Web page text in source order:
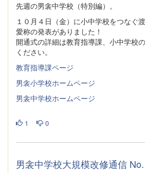
先週の男衾中学校（特別編）。
１０月４日（金）に小中学校をつなぐ
愛称の発表がありました！
開通式の詳細は教育指導課、小中学校
ください。
教育指導課ページ
男衾小学校ホームページ
男衾中学校ホームページ
1 0
男衾中学校大規模改修通信 No.